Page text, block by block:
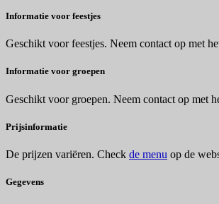
Informatie voor feestjes
Geschikt voor feestjes. Neem contact op met
Informatie voor groepen
Geschikt voor groepen. Neem contact op met
Prijsinformatie
De prijzen variëren. Check de menu op de
Gegevens